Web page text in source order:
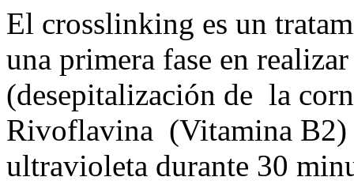
El crosslinking es un
una primera fase en
(desepitalización de la
Rivoflavina (Vitamina B2)
ultravioleta durante 30